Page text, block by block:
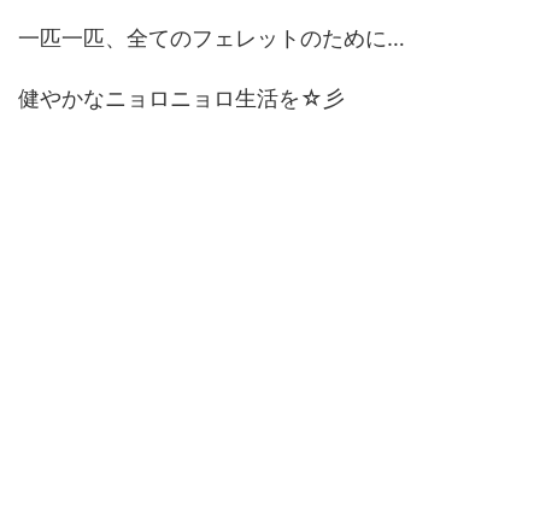
一匹一匹、全てのフェレットのために…
健やかなニョロニョロ生活を☆彡